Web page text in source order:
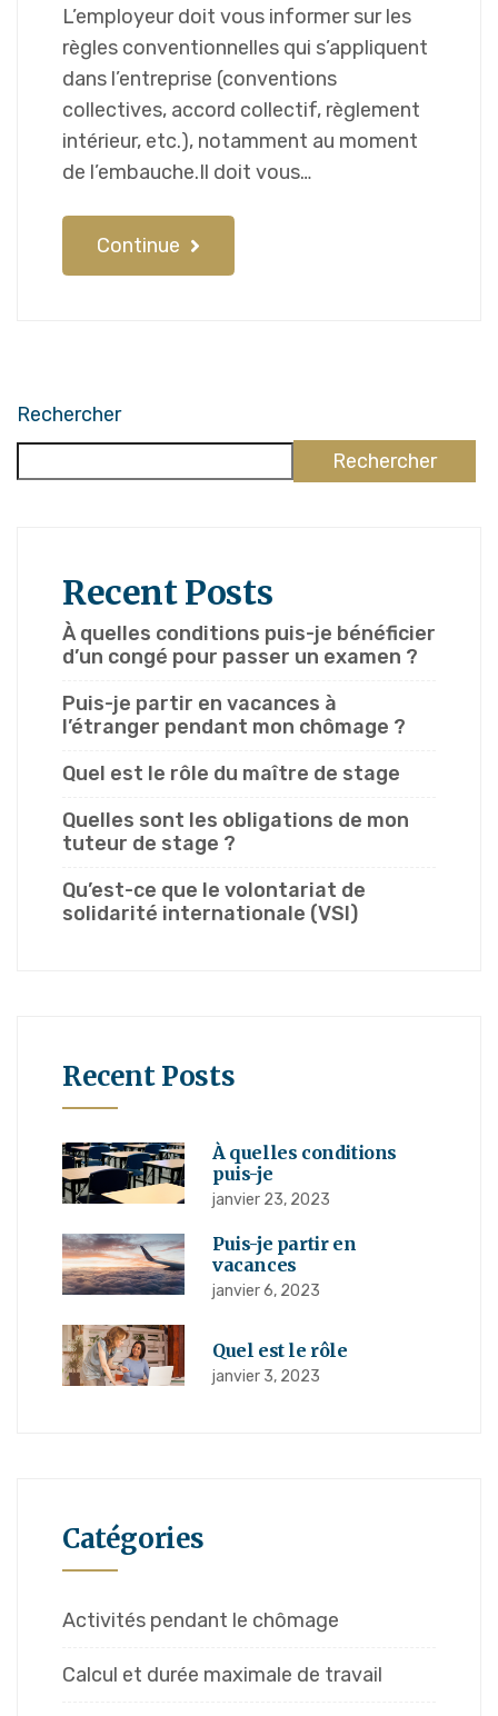
L’employeur doit vous informer sur les
règles conventionnelles qui s’appliquent
dans l’entreprise (conventions
collectives, accord collectif, règlement
intérieur, etc.), notamment au moment
de l’embauche.Il doit vous…
Continue
Rechercher
Rechercher
Recent Posts
À quelles conditions puis-je bénéficier
d’un congé pour passer un examen ?
Puis-je partir en vacances à
l’étranger pendant mon chômage ?
Quel est le rôle du maître de stage
Quelles sont les obligations de mon
tuteur de stage ?
Qu’est-ce que le volontariat de
solidarité internationale (VSI)
Recent Posts
À quelles conditions
puis-je
janvier 23, 2023
Puis-je partir en
vacances
janvier 6, 2023
Quel est le rôle
janvier 3, 2023
Catégories
Activités pendant le chômage
Calcul et durée maximale de travail